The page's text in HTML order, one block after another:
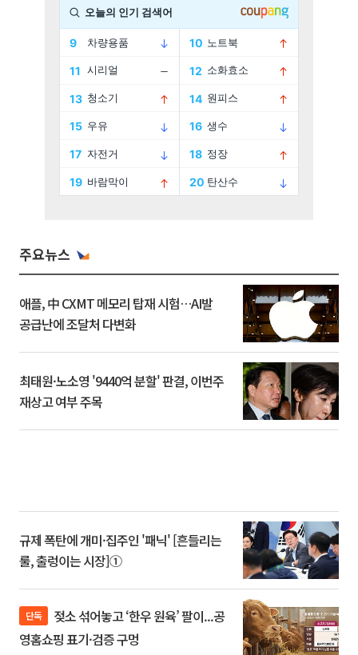
주요뉴스
애플, 中 CXMT 메모리 탑재 시험…AI발
공급난에 조달처 다변화
최태원·노소영 '9440억 분할' 판결, 이번주
재상고 여부 주목
규제 폭탄에 개미·집주인 '패닉' [흔들리는
룰, 출렁이는 시장]①
단독
영홈쇼핑 표기·검증 구멍